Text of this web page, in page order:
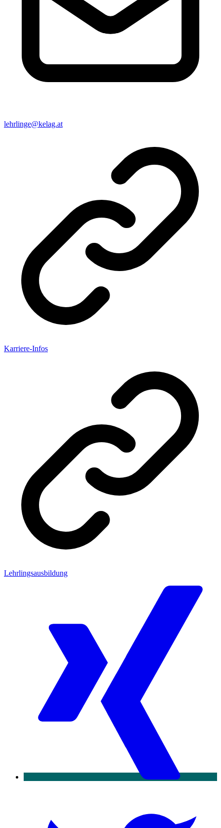
lehrlinge@kelag.at
Karriere-Infos
Lehrlingsausbildung